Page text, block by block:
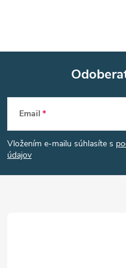
Z
á
p
Email
Vložením e-mailu súhlasíte s
údajov